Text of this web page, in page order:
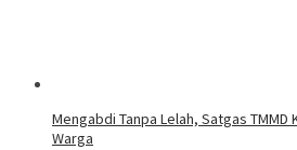
Mengabdi Tanpa Lelah, Satgas TMMD
Warga